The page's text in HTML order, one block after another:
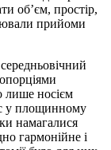
об’єм, простір,
прийоми
лише носієм
у площинному
намагалися
гармонійне і